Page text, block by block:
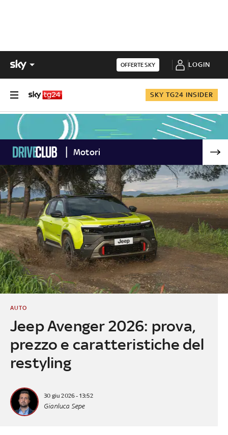
OFFERTE SKY LOGIN
SKY TG24 INSIDER
Motori
Jeep Avenger 2026: prova,
prezzo e caratteristiche del
restyling
AUTO
30 giu 2026 - 13:52
Gianluca Sepe